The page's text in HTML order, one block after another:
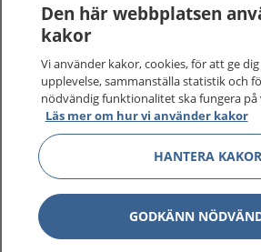
Den här webbplatsen
kakor
Vi använder kakor, cookies, för att ge
upplevelse, sammanställa statistik och
nödvändig funktionalitet ska fungera på
Läs mer om hur vi använder kakor
HANTERA KAKOR
GODKÄNN